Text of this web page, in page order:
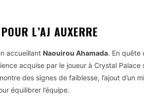
L’AJ AUXERRE
accueillant Naouirou Ahamada. En quête
acquise par le joueur à Crystal
des signes de faiblesse, l’ajout d’un
équilibrer l’équipe.